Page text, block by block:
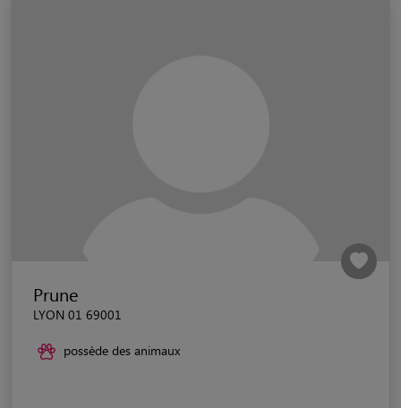
Prune
LYON 01 69001
possède des animaux